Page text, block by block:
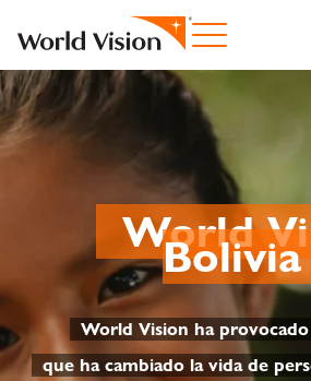
World
World Vision ha
que ha cambiado la vida de